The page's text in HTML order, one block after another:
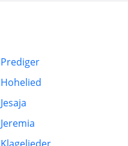
Prediger
Hohelied
Jesaja
Jeremia